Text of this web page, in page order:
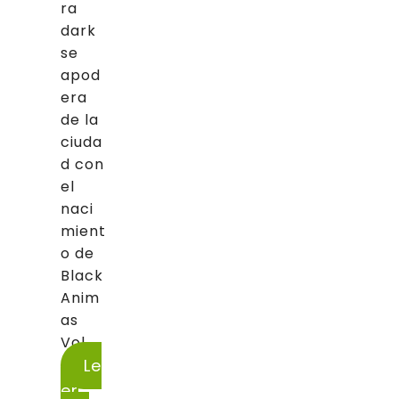
ra
dark
se
apod
era
de la
ciuda
d con
el
naci
mient
o de
Black
Anim
as
Vol....
Le
er